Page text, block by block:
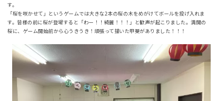
す。
「桜を咲かせて」というゲームでは大きな2本の桜の木をめがけてボールを投げ入れま
す。皆様の前に桜が登場すると「わー！！綺麗！！！」と歓声が起こりました。満開の
桜に、ゲーム開始前から心うきうき！頑張って描いた甲斐がありました！！！